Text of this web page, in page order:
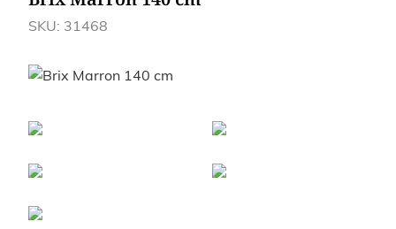
SKU: 31468
Afbeeldingen